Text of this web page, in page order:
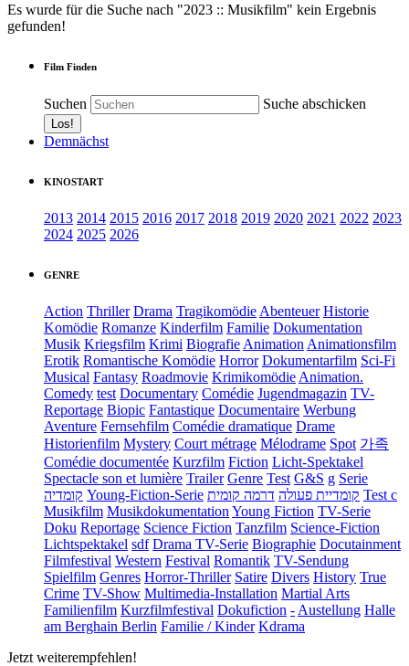
Es wurde für die Suche nach "2023 :: Musikfilm" kein Ergebnis
gefunden!
Film Finden
Suchen Suche abschicken
Demnächst
KINOSTART
2013 2014 2015 2016 2017 2018 2019 2020 2021 2022 2023
2024 2025 2026
GENRE
Action Thriller Drama Tragikomödie Abenteuer Historie
Komödie Romanze Kinderfilm Familie Dokumentation
Musik Kriegsfilm Krimi Biografie Animation Animationsfilm
Erotik Romantische Komödie Horror Dokumentarfilm Sci-Fi
Musical Fantasy Roadmovie Krimikomödie Animation.
Comedy test Documentary Comédie Jugendmagazin TV-
Reportage Biopic Fantastique Documentaire Werbung
Aventure Fernsehfilm Comédie dramatique Drame
Historienfilm Mystery Court métrage Mélodrame Spot 가족
Comédie documentée Kurzfilm Fiction Licht-Spektakel
Spectacle son et lumière Trailer Genre Test G&S g Serie
קומדיה Young-Fiction-Serie קומדיית פעולה דרמה קומית
Test c
Musikfilm Musikdokumentation Young Fiction TV-Serie
Doku Reportage Science Fiction Tanzfilm Science-Fiction
Lichtspektakel sdf Drama TV-Serie Biographie Docutainment
Filmfestival Western Festival Romantik TV-Sendung
Spielfilm Genres Horror-Thriller Satire Divers History True
Crime TV-Show Multimedia-Installation Martial Arts
Familienfilm Kurzfilmfestival Dokufiction - Austellung Halle
am Berghain Berlin Familie / Kinder Kdrama
Jetzt weiterempfehlen!